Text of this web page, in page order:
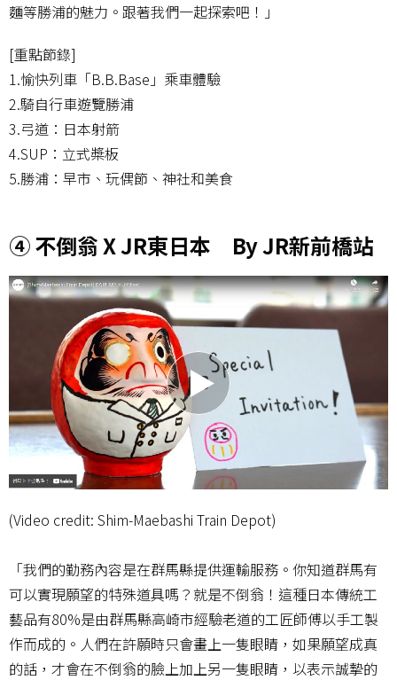
麵等勝浦的魅力。跟著我們一起探索吧！」
[重點節錄]
1.愉快列車「B.B.Base」乘車體驗
2.騎自行車遊覽勝浦
3.弓道：日本射箭
4.SUP：立式槳板
5.勝浦：早市、玩偶節、神社和美食
④ 不倒翁 X JR東日本 By JR新前橋站
(Video credit: Shim-Maebashi Train Depot)
「我們的勤務內容是在群馬縣提供運輸服務。你知道群馬有
可以實現願望的特殊道具嗎？就是不倒翁！這種日本傳統工
藝品有80%是由群馬縣高崎市經驗老道的工匠師傅以手工製
作而成的。人們在許願時只會畫上一隻眼睛，如果願望成真
的話，才會在不倒翁的臉上加上另一隻眼睛，以表示誠摯的